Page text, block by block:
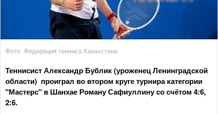
Фото: Федерация тенниса Казахстана
Теннисист Александр Бублик (уроженец Ленинградской
области) проиграл во втором круге турнира категории
"Мастерс" в Шанхае Роману Сафиуллину со счётом 4:6,
2:6.